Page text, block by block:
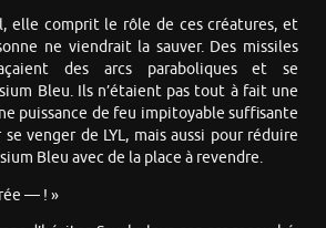
elle comprit le rôle de ces créatures, et
ne viendrait la sauver. Des missiles
des arcs paraboliques et se
Bleu. Ils n’étaient pas tout à fait une
puissance de feu impitoyable suffisante
venger de LYL, mais aussi pour réduire
Bleu avec de la place à revendre.
— ! »